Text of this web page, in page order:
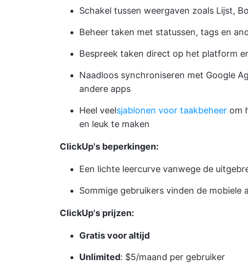
Schakel tussen weergaven zoals Lijst,
Beheer taken met statussen, tags en
Bespreek taken direct op het platform
Naadloos synchroniseren met Google
andere apps
Heel veelsjablonen voor taakbeheer om
en leuk te maken
ClickUp's beperkingen:
Een lichte leercurve vanwege de
Sommige gebruikers vinden de
ClickUp's prijzen:
Gratis voor altijd
Unlimited: $5/maand per gebruiker